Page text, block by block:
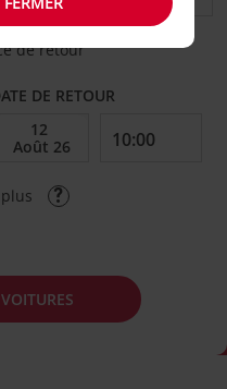
de retour
DE RETOUR